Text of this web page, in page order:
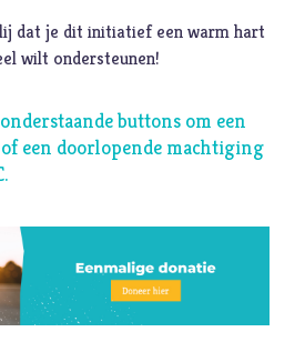
dat je dit initiatief een warm hart
wilt ondersteunen!
buttons om een
een doorlopende machtiging